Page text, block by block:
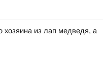
хозяина из лап медведя, а